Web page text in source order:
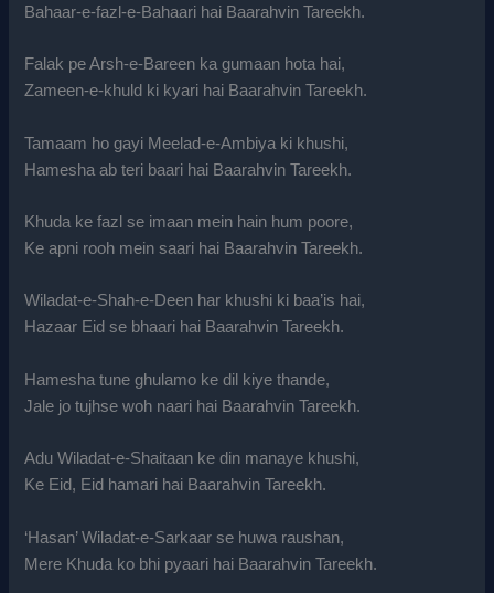
Bahaar-e-fazl-e-Bahaari hai Baarahvin Tareekh.
Falak pe Arsh-e-Bareen ka gumaan hota hai,
Zameen-e-khuld ki kyari hai Baarahvin Tareekh.
Tamaam ho gayi Meelad-e-Ambiya ki khushi,
Hamesha ab teri baari hai Baarahvin Tareekh.
Khuda ke fazl se imaan mein hain hum poore,
Ke apni rooh mein saari hai Baarahvin Tareekh.
Wiladat-e-Shah-e-Deen har khushi ki baa’is hai,
Hazaar Eid se bhaari hai Baarahvin Tareekh.
Hamesha tune ghulamo ke dil kiye thande,
Jale jo tujhse woh naari hai Baarahvin Tareekh.
Adu Wiladat-e-Shaitaan ke din manaye khushi,
Ke Eid, Eid hamari hai Baarahvin Tareekh.
‘Hasan’ Wiladat-e-Sarkaar se huwa raushan,
Mere Khuda ko bhi pyaari hai Baarahvin Tareekh.